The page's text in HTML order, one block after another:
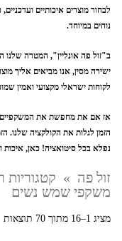
לבחור מוצרים איכותיים
נוחים במיוחד.
ב"זול פה אונליין", המטרה שלנו
ישירה מסין, אנו מביאים אליך
לקוחות ישראלי מקצועי ואמין
אז אם את מחפשת את המשקפיים
הזמן לגלות את הקולקציה שלנו.
נפלא בכל סיטואציה! כאן, איכות
זול פה » קטגוריות
משקפי שמש נשים
מציג 1–16 מתוך 70 תוצאות